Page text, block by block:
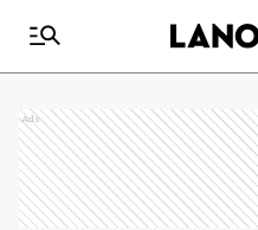
Ads